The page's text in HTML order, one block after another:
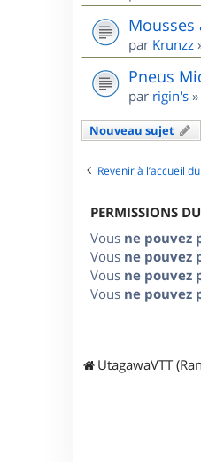
par Krunzz
Pneus
par rigin's »
Nouveau sujet
Revenir à l’accueil
PERMISSIONS
Vous ne pouvez
Vous ne pouvez
Vous ne pouvez
Vous ne pouvez
UtagawaVTT